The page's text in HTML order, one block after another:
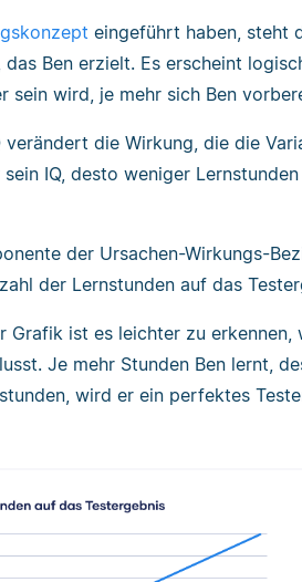
eingeführt haben, steht
Ben erzielt. Es erscheint
sein wird, je mehr sich Ben
verändert die Wirkung, die die
IQ, desto weniger
der Ursachen-Wirkungs-
der Lernstunden auf das
ist es leichter zu erkennen,
Je mehr Stunden Ben lernt,
wird er ein perfektes